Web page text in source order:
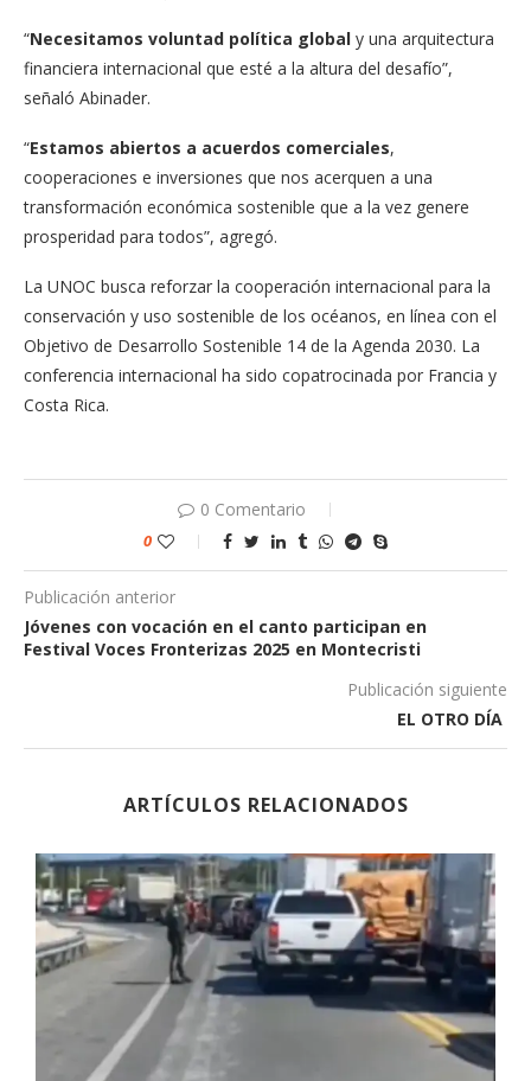
“Necesitamos voluntad política global y una arquitectura
financiera internacional que esté a la altura del desafío”,
señaló Abinader.
“Estamos abiertos a acuerdos comerciales,
cooperaciones e inversiones que nos acerquen a una
transformación económica sostenible que a la vez genere
prosperidad para todos”, agregó.
La UNOC busca reforzar la cooperación internacional para la
conservación y uso sostenible de los océanos, en línea con el
Objetivo de Desarrollo Sostenible 14 de la Agenda 2030. La
conferencia internacional ha sido copatrocinada por Francia y
Costa Rica.
0 Comentario
0
Publicación anterior
Jóvenes con vocación en el canto participan en
Festival Voces Fronterizas 2025 en Montecristi
Publicación siguiente
EL OTRO DÍA
ARTÍCULOS RELACIONADOS